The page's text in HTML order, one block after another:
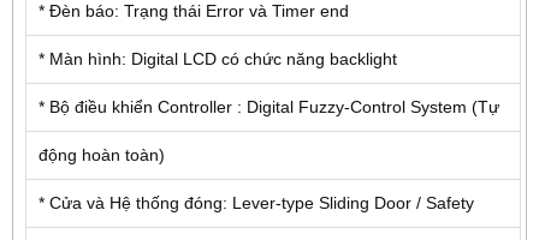
* Đèn báo: Trạng thái Error và Timer end
* Màn hình: Digital LCD có chức năng backlight
* Bộ điều khiển Controller : Digital Fuzzy-Control System (Tự
động hoàn toàn)
* Cửa và Hệ thống đóng: Lever-type Sliding Door / Safety